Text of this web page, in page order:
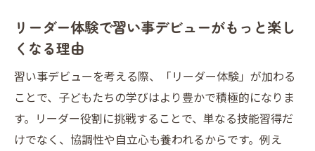
リーダー体験で習い事デビューがもっと楽し
くなる理由
習い事デビューを考える際、「リーダー体験」が加わる
ことで、子どもたちの学びはより豊かで積極的になりま
す。リーダー役割に挑戦することで、単なる技能習得だ
けでなく、協調性や自立心も養われるからです。例え